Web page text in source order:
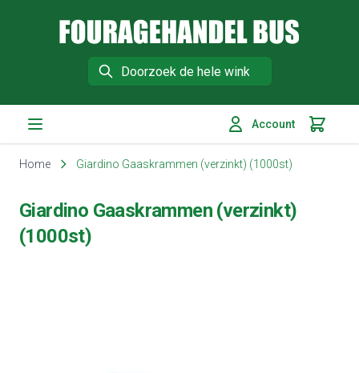
Search
Account
Home Giardino Gaaskrammen (verzinkt) (1000st)
Giardino Gaaskrammen (verzinkt)
(1000st)